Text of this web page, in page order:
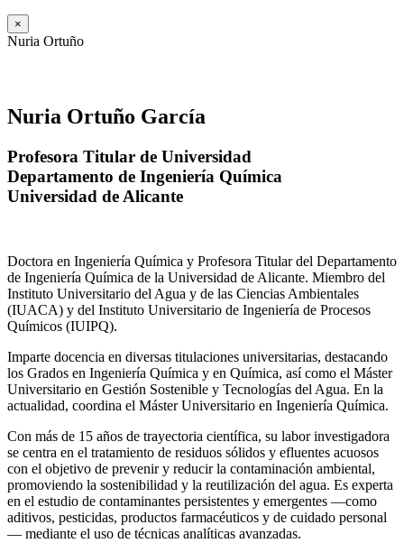
×
Nuria Ortuño
Nuria Ortuño García
Profesora Titular de Universidad
Departamento de Ingeniería Química
Universidad de Alicante
Doctora en Ingeniería Química y Profesora Titular del Departamento
de Ingeniería Química de la Universidad de Alicante. Miembro del
Instituto Universitario del Agua y de las Ciencias Ambientales
(IUACA) y del Instituto Universitario de Ingeniería de Procesos
Químicos (IUIPQ).
Imparte docencia en diversas titulaciones universitarias, destacando
los Grados en Ingeniería Química y en Química, así como el Máster
Universitario en Gestión Sostenible y Tecnologías del Agua. En la
actualidad, coordina el Máster Universitario en Ingeniería Química.
Con más de 15 años de trayectoria científica, su labor investigadora
se centra en el tratamiento de residuos sólidos y efluentes acuosos
con el objetivo de prevenir y reducir la contaminación ambiental,
promoviendo la sostenibilidad y la reutilización del agua. Es experta
en el estudio de contaminantes persistentes y emergentes —como
aditivos, pesticidas, productos farmacéuticos y de cuidado personal
— mediante el uso de técnicas analíticas avanzadas.